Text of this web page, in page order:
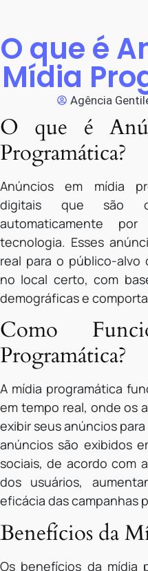
O que é
Mídia
Agência
O que é
Programática?
Anúncios em mídia
digitais que são
automaticamente
tecnologia. Esses
real para o público-
no local certo, com
demográficas e
Como
Programática?
A mídia programática
em tempo real, onde os
exibir seus anúncios
anúncios são exibidos
sociais, de acordo com
dos usuários,
eficácia das campanhas
Benefícios da
Os benefícios da mídia